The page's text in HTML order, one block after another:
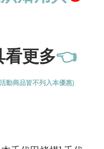
看更多👈
動商品皆不列入本優惠)